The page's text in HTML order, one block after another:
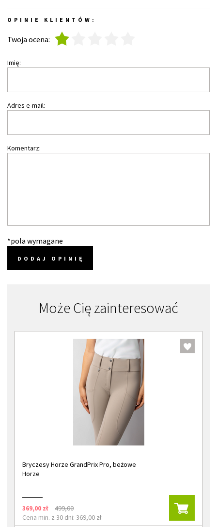
OPINIE KLIENTÓW:
Twoja ocena:
Imię:
Adres e-mail:
Komentarz:
*pola wymagane
DODAJ OPINIĘ
Może Cię zainteresować
Bryczesy Horze GrandPrix Pro, beżowe
Horze
369,00 zł
499,00
Cena min. z 30 dni: 369,00 zł